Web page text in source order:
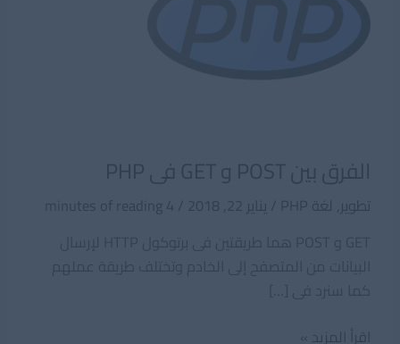
الفرق بين POST و GET فى PHP
تطوير, لغة PHP / يناير 22, 2018 /
4 minutes of reading
الفرق
اقرأ المزيد »